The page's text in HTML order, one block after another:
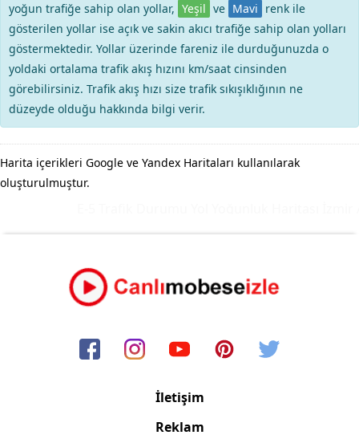
yoğun trafiğe sahip olan yollar, Yeşil ve Mavi renk ile
gösterilen yollar ise açık ve sakin akıcı trafiğe sahip olan yolları
göstermektedir. Yollar üzerinde fareniz ile durduğunuzda o
yoldaki ortalama trafik akış hızını km/saat cinsinden
görebilirsiniz. Trafik akış hızı size trafik sıkışıklığının ne
düzeyde olduğu hakkında bilgi verir.
Harita içerikleri Google ve Yandex Haritaları kullanılarak
oluşturulmuştur.
İletişim
Reklam